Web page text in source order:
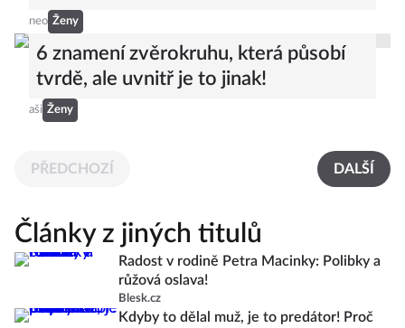
neo Ženy
6 znamení zvěrokruhu, která působí
tvrdě, ale uvnitř je to jinak!
aši Ženy
PŘEDCHOZÍ DALŠÍ
Články z jiných titulů
Radost v rodině Petra Macinky: Polibky a
růžová oslava!
Blesk.cz
Kdyby to dělal muž, je to predátor! Proč